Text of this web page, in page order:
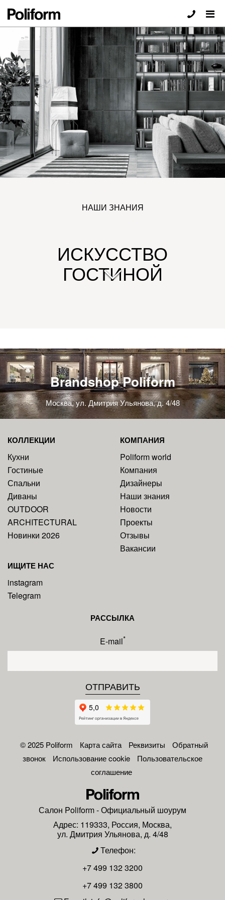
НАШИ ЗНАНИЯ
ИСКУССТВО
ГОСТИНОЙ
Brandshop Poliform
Москва, ул. Дмитрия Ульянова, д. 4/48
КОЛЛЕКЦИИ
Кухни
Гостиные
Спальни
Диваны
OUTDOOR
ARCHITECTURAL
Новинки 2026
КОМПАНИЯ
Poliform world
Компания
Дизайнеры
Наши знания
Новости
Проекты
Отзывы
Вакансии
ИЩИТЕ НАС
instagram
Telegram
РАССЫЛКА
E-mail*
© 2025 Poliform Карта сайта Реквизиты
Обратный
звонок
Использование cookie
Пользовательское
соглашение
Салон Poliform- Официальный шоурум
Адрес: 119333, Россия, Москва,
ул. Дмитрия Ульянова, д. 4/48
Телефон:
+7 499 132 3200
+7 499 132 3800